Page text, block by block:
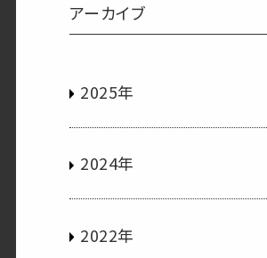
アーカイブ
2025年
2024年
2022年